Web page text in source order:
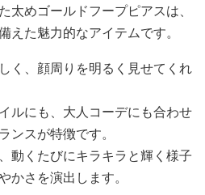
太めゴールドフープピアスは、
えた魅力的なアイテムです。
く、顔周りを明るく見せてくれ
ルにも、大人コーデにも合わせ
ンスが特徴です。
動くたびにキラキラと輝く様子
かさを演出します。